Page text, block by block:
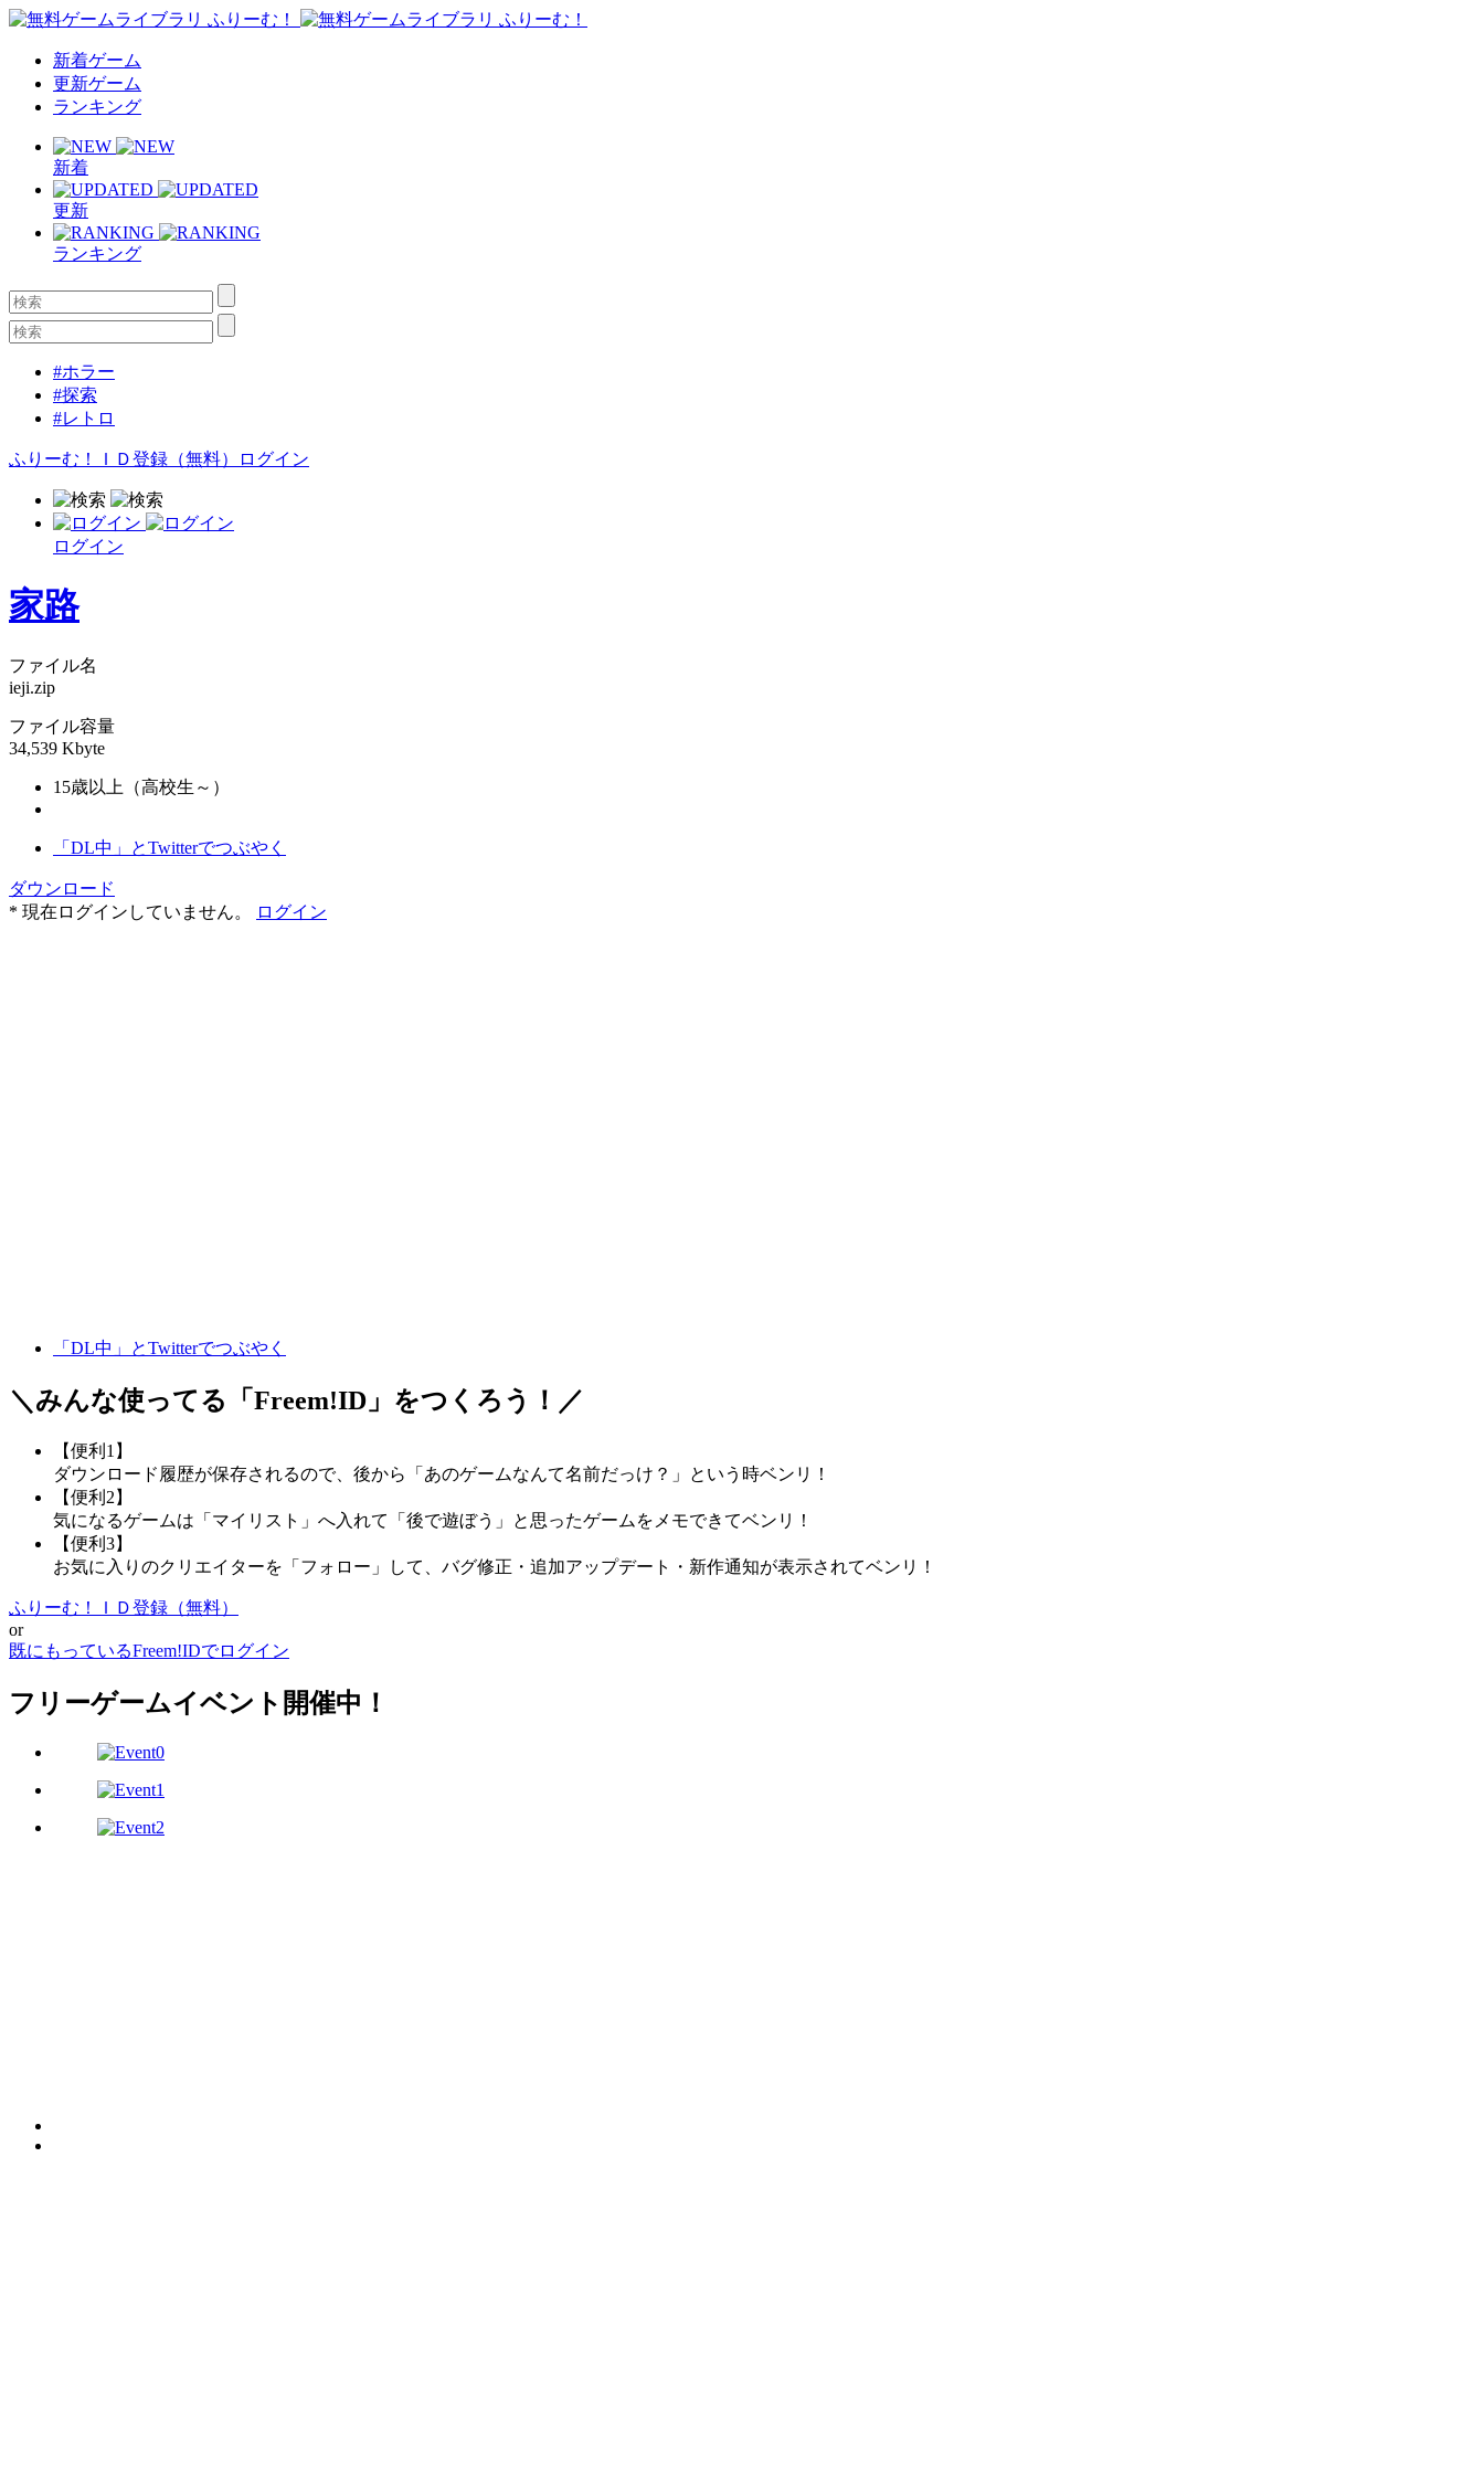
新着ゲーム
更新ゲーム
ランキング
新着
更新
ランキング
#ホラー
#探索
#レトロ
ふりーむ！ＩＤ登録（無料） ログイン
ログイン
家路
ファイル名
ieji.zip
ファイル容量
34,539 Kbyte
15歳以上（高校生～）
「DL中」とTwitterでつぶやく
ダウンロード
* 現在ログインしていません。
ログイン
「DL中」とTwitterでつぶやく
＼みんな使ってる「 Freem!ID 」をつくろう！／
【便利1】
ダウンロード履歴が保存されるので、後から「あのゲームなんて名前だっけ？」という時ベンリ！
【便利2】
気になるゲームは「マイリスト」へ入れて「後で遊ぼう」と思ったゲームをメモできてベンリ！
【便利3】
お気に入りのクリエイターを「フォロー」して、バグ修正・追加アップデート・新作通知が表示されてベンリ！
ふりーむ！ＩＤ登録（無料）
or
既にもっているFreem!IDでログイン
フリーゲームイベント開催中！